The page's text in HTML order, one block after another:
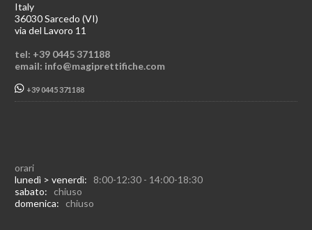
Italy
36030 Sarcedo (VI)
via del Lavoro 11
tel: +39 0445 371188
email: info@magiprettifiche.com
+39 0445 371188
orari
lunedì > venerdì: 8:00-12:30 - 14:00-18:30
sabato: chiuso
domenica: chiuso